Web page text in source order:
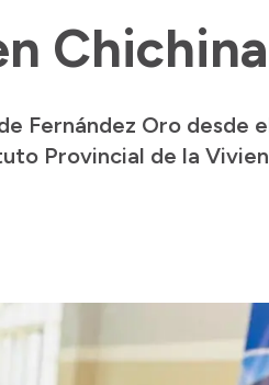
Fernández Oro desde
Provincial de la